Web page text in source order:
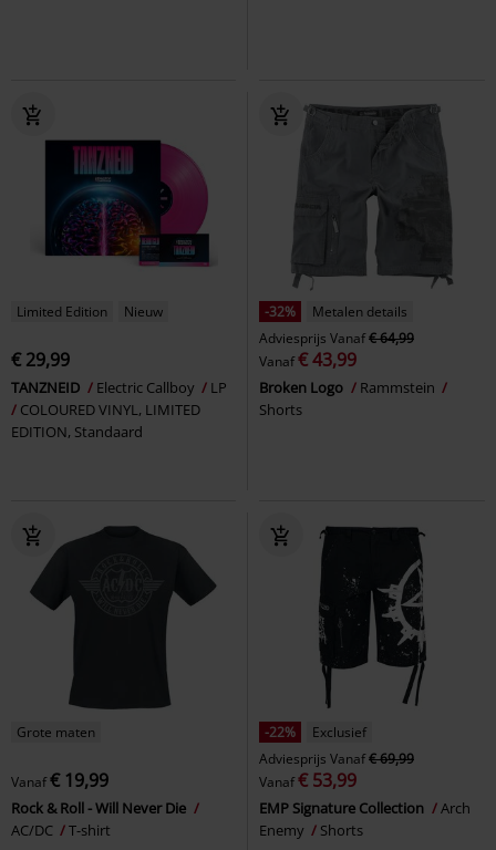
Limited Edition Nieuw
€ 29,99
TANZNEID Electric Callboy
LP
COLOURED VINYL, LIMITED
EDITION, Standaard
-32%
Metalen details
Adviesprijs Vanaf€ 64,99
Vanaf€ 43,99
Broken Logo
Rammstein
Shorts
Grote maten
Vanaf€ 19,99
Rock & Roll - Will Never Die
AC/DC
T-shirt
-22%
Exclusief
Adviesprijs Vanaf€ 69,99
Vanaf€ 53,99
EMP Signature Collection
Arch
Enemy
Shorts